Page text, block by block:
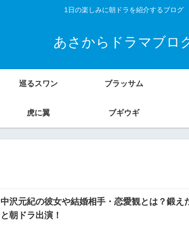
1日の楽しみに朝ドラを紹介するブログ
あさからドラマブロ
巡るスワン ブラッサム
虎に翼 ブギウギ
中沢元紀の彼女や結婚相手・恋愛観とは？鍛え
と朝ドラ出演！